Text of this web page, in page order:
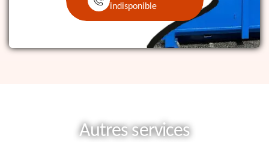
indisponible
Autres services